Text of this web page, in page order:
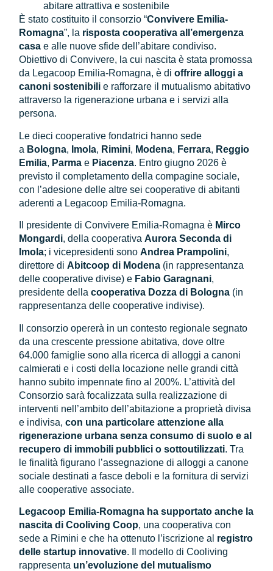
abitare attrattiva e sostenibile
È stato costituito il consorzio “Convivere Emilia-
Romagna”, la risposta cooperativa all’emergenza
casa e alle nuove sfide dell’abitare condiviso.
Obiettivo di Convivere, la cui nascita è stata promossa
da Legacoop Emilia-Romagna, è dioffrire alloggi a
canoni sostenibili e rafforzare il mutualismo abitativo
attraverso la rigenerazione urbana e i servizi alla
persona.
Le dieci cooperative fondatrici hanno sede
a Bologna, Imola, Rimini, Modena, Ferrara, Reggio
Emilia, Parma e Piacenza. Entro giugno 2026 è
previsto il completamento della compagine sociale,
con l’adesione delle altre sei cooperative di abitanti
aderenti a Legacoop Emilia-Romagna.
Il presidente di Convivere Emilia-Romagna è Mirco
Mongardi, della cooperativaAurora Seconda di
Imola; i vicepresidenti sonoAndrea Prampolini,
direttore diAbitcoop di Modena (in rappresentanza
delle cooperative divise) e Fabio Garagnani,
presidente dellacooperativa Dozza di Bologna (in
rappresentanza delle cooperative indivise).
Il consorzio opererà in un contesto regionale segnato
da una crescente pressione abitativa, dove oltre
64.000 famiglie sono alla ricerca di alloggi a canoni
calmierati e i costi della locazione nelle grandi città
hanno subito impennate fino al 200%. L’attività del
Consorzio sarà focalizzata sulla realizzazione di
interventi nell’ambito dell’abitazione a proprietà divisa
e indivisa,con una particolare attenzione alla
rigenerazione urbana senza consumo di suolo e al
recupero di immobili pubblici o sottoutilizzati. Tra
le finalità figurano l’assegnazione di alloggi a canone
sociale destinati a fasce deboli e la fornitura di servizi
alle cooperative associate.
Legacoop Emilia-Romagna ha supportato anche la
nascita di Cooliving Coop, una cooperativa con
sede a Rimini e che ha ottenuto l’iscrizione al registro
delle startup innovative. Il modello di Cooliving
rappresenta un’evoluzione del mutualismo